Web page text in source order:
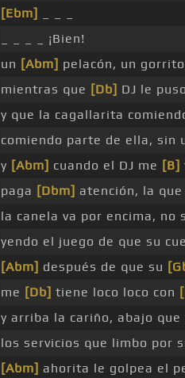
[Ebm]
_ _ _ _ ¡Bien!
un [Abm] pelacón, un
mientras que [Db] DJ le
y que la cagallarita
comiendo parte de ella, sin
y [Abm] cuando el DJ me [B]
paga [Dbm] atención, la que
la canela va por encima, no
yendo el juego de que su
[Abm] después de que su
me [Db] tiene loco loco con
y arriba la cariño, abajo
los servicios que limbo por
[Abm] ahorita le golpea el